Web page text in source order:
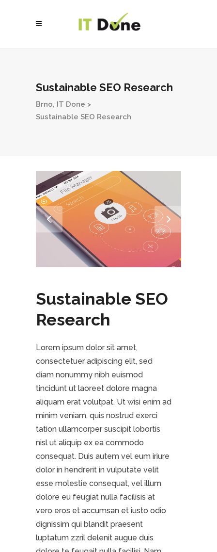
Sustainable SEO Research
Brno, IT Done >
Sustainable SEO Research
Sustainable SEO
Research
Lorem ipsum dolor sit amet,
consectetuer adipiscing elit, sed
diam nonummy nibh euismod
tincidunt ut laoreet dolore magna
aliquam erat volutpat. Ut wisi enim ad
minim veniam, quis nostrud exerci
tation ullamcorper suscipit lobortis
nisl ut aliquip ex ea commodo
consequat. Duis autem vel eum iriure
dolor in hendrerit in vulputate velit
esse molestie consequat, vel illum
dolore eu feugiat nulla facilisis at
vero eros et accumsan et iusto odio
dignissim qui blandit praesent
luptatum zzril delenit augue duis